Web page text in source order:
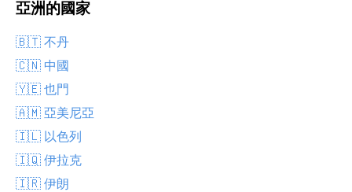
亞洲的國家
🇧🇹 不丹
🇨🇳 中國
🇾🇪 也門
🇦🇲 亞美尼亞
🇮🇱 以色列
🇮🇶 伊拉克
🇮🇷 伊朗